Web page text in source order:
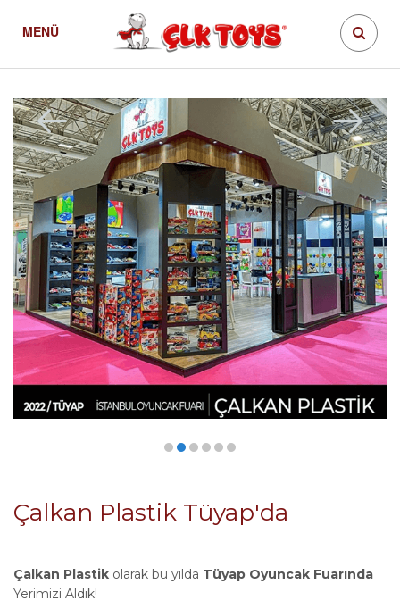
MENÜ
Çalkan Plastik Tüyap'da
Çalkan Plastik Tüyap'da
Çalkan Plastik olarak bu yılda Tüyap Oyuncak Fuarında
Yerimizi Aldık!